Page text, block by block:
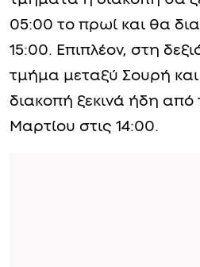
τμήματα η διακοπή θα
05:00 το πρωί και θα
15:00. Επιπλέον, στη
τμήμα μεταξύ Σουρή
διακοπή ξεκινά ήδη από
Μαρτίου στις 14:00.